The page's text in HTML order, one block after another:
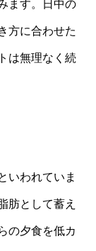
ます。日中の
方に合わせた
は無理なく続
いわれていま
肪として蓄え
の夕食を低カ